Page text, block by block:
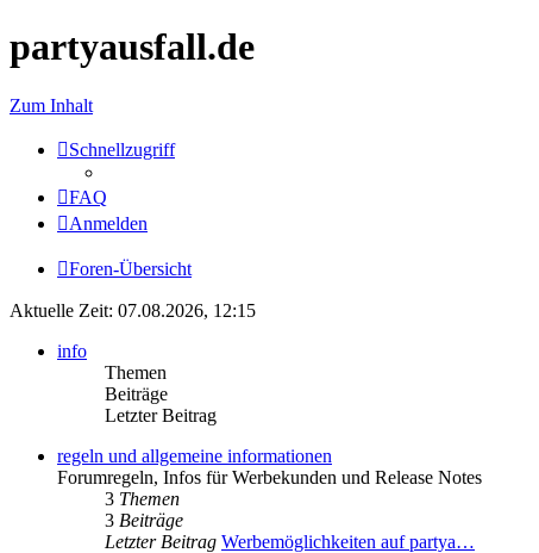
partyausfall.de
Zum Inhalt
Schnellzugriff
FAQ
Anmelden
Foren-Übersicht
Aktuelle Zeit: 07.08.2026, 12:15
info
Themen
Beiträge
Letzter Beitrag
regeln und allgemeine informationen
Forumregeln, Infos für Werbekunden und Release Notes
3 Themen
3 Beiträge
Letzter Beitrag Werbemöglichkeiten auf partya…